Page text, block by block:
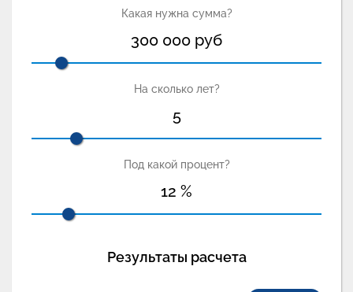
Какая нужна сумма?
300 000 руб
На сколько лет?
5
Под какой процент?
12 %
Результаты расчета